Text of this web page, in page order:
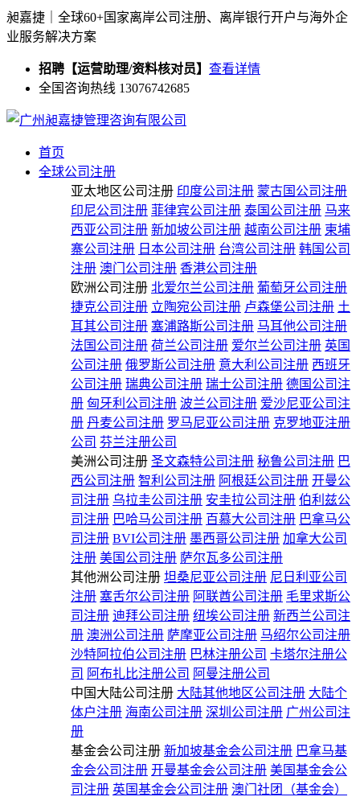
昶嘉捷｜全球60+国家离岸公司注册、离岸银行开户与海外企
业服务解决方案
招聘【运营助理/资料核对员】 查看详情
全国咨询热线 13076742685
首页
全球公司注册
亚太地区公司注册 印度公司注册 蒙古国公司注册
印尼公司注册 菲律宾公司注册 泰国公司注册 马来
西亚公司注册 新加坡公司注册 越南公司注册 柬埔
寨公司注册 日本公司注册 台湾公司注册 韩国公司
注册 澳门公司注册 香港公司注册
欧洲公司注册 北爱尔兰公司注册 葡萄牙公司注册
捷克公司注册 立陶宛公司注册 卢森堡公司注册 土
耳其公司注册 塞浦路斯公司注册 马耳他公司注册
法国公司注册 荷兰公司注册 爱尔兰公司注册 英国
公司注册 俄罗斯公司注册 意大利公司注册 西班牙
公司注册 瑞典公司注册 瑞士公司注册 德国公司注
册 匈牙利公司注册 波兰公司注册 爱沙尼亚公司注
册 丹麦公司注册 罗马尼亚公司注册 克罗地亚注册
公司 芬兰注册公司
美洲公司注册 圣文森特公司注册 秘鲁公司注册 巴
西公司注册 智利公司注册 阿根廷公司注册 开曼公
司注册 乌拉圭公司注册 安圭拉公司注册 伯利兹公
司注册 巴哈马公司注册 百慕大公司注册 巴拿马公
司注册 BVI公司注册 墨西哥公司注册 加拿大公司
注册 美国公司注册 萨尔瓦多公司注册
其他洲公司注册 坦桑尼亚公司注册 尼日利亚公司
注册 塞舌尔公司注册 阿联酋公司注册 毛里求斯公
司注册 迪拜公司注册 纽埃公司注册 新西兰公司注
册 澳洲公司注册 萨摩亚公司注册 马绍尔公司注册
沙特阿拉伯公司注册 巴林注册公司 卡塔尔注册公
司 阿布扎比注册公司 阿曼注册公司
中国大陆公司注册 大陆其他地区公司注册 大陆个
体户注册 海南公司注册 深圳公司注册 广州公司注
册
基金会公司注册 新加坡基金会公司注册 巴拿马基
金会公司注册 开曼基金会公司注册 美国基金会公
司注册 英国基金会公司注册 澳门社团（基金会）